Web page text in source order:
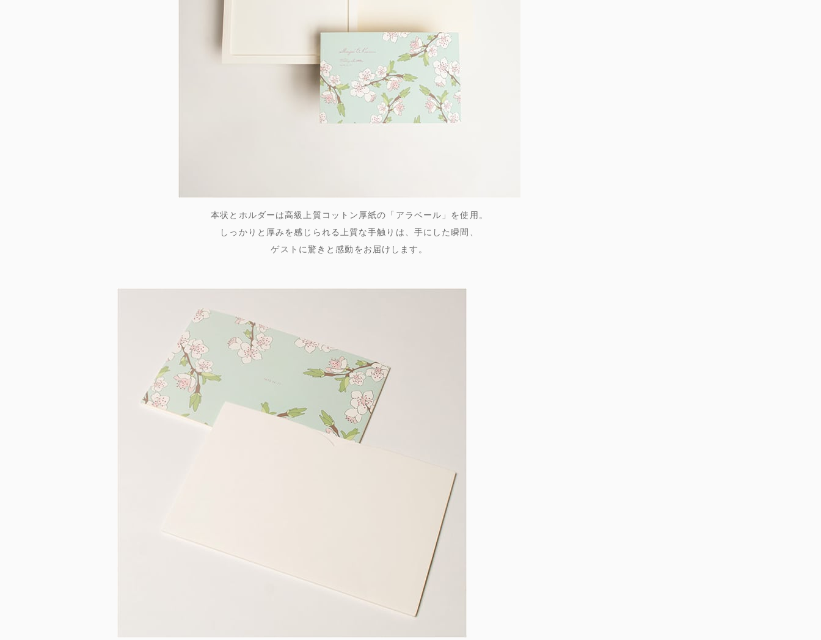
本状とホルダーは高級上質コットン厚紙の「アラベール」を使用。
しっかりと厚みを感じられる上質な手触りは、手にした瞬間、
ゲストに驚きと感動をお届けします。